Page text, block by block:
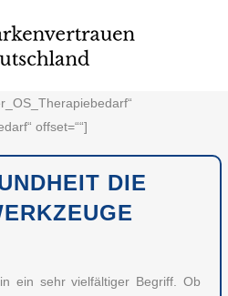
offset=““]
DIE
ein sehr vielfältiger Begriff. Ob